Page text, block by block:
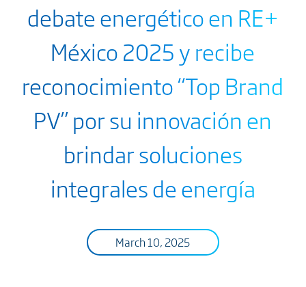
debate energético en RE+
México 2025 y recibe
reconocimiento “Top Brand
PV” por su innovación en
brindar soluciones
integrales de energía
March 10, 2025